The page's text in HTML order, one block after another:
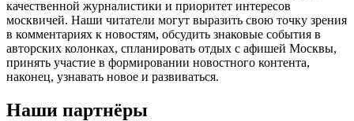
качественной журналистики и приоритет интересов
москвичей. Наши читатели могут выразить свою точку зрения
в комментариях к новостям, обсудить знаковые события в
авторских колонках, спланировать отдых с афишей Москвы,
принять участие в формировании новостного контента,
наконец, узнавать новое и развиваться.
Наши партнёры